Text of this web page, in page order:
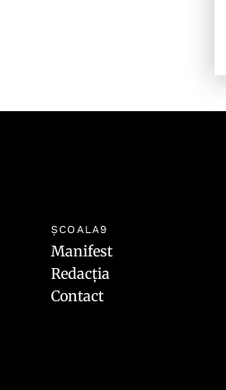
ȘCOALA9
Manifest
Redacția
Contact